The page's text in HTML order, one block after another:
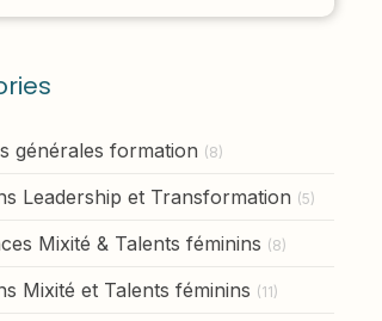
générales formation (8)
Leadership et Transformation (5)
Mixité & Talents féminins (8)
Mixité et Talents féminins (11)